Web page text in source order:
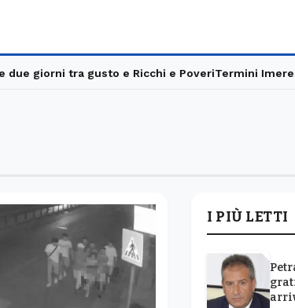
giorni tra gusto e Ricchi e PoveriTermini
I PIÙ LETTI